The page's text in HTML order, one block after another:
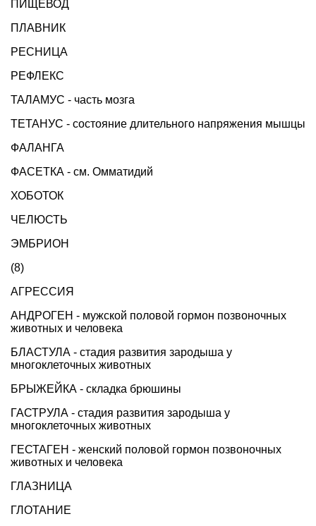
ПИЩЕВОД
ПЛАВНИК
РЕСНИЦА
РЕФЛЕКС
ТАЛАМУС - часть мозга
ТЕТАНУС - состояние длительного напряжения мышцы
ФАЛАНГА
ФАСЕТКА - см. Омматидий
ХОБОТОК
ЧЕЛЮСТЬ
ЭМБРИОН
(8)
АГРЕССИЯ
АНДРОГЕН - мужской половой гормон позвоночных
животных и человека
БЛАСТУЛА - стадия развития зародыша у
многоклеточных животных
БРЫЖЕЙКА - складка брюшины
ГАСТРУЛА - стадия развития зародыша у
многоклеточных животных
ГЕСТАГЕН - женский половой гормон позвоночных
животных и человека
ГЛАЗНИЦА
ГЛОТАНИЕ